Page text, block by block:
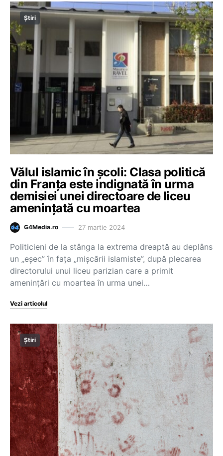
Știri
Vălul islamic în școli: Clasa politică
din Franța este indignată în urma
demisiei unei directoare de liceu
amenințată cu moartea
G4Media.ro 27 martie 2024
Politicieni de la stânga la extrema dreaptă au deplâns
un „eșec” în fața „mișcării islamiste”, după plecarea
directorului unui liceu parizian care a primit
amenințări cu moartea în urma unei…
Vezi articolul
Știri